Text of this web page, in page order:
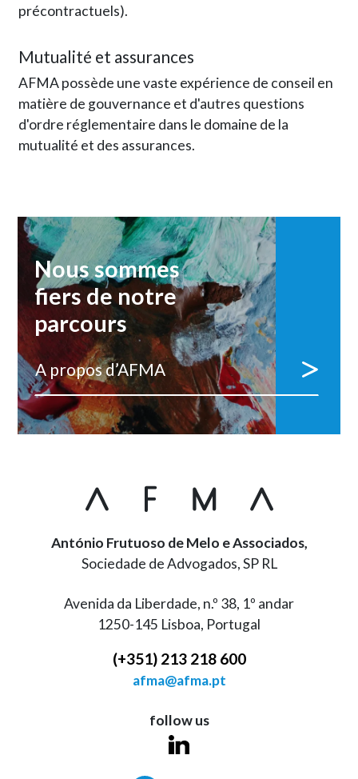
précontractuels).
Mutualité et assurances
AFMA possède une vaste expérience de conseil en
matière de gouvernance et d'autres questions
d'ordre réglementaire dans le domaine de la
mutualité et des assurances.
Nous sommes
fiers de notre
parcours
A propos d’AFMA
António Frutuoso de Melo e Associados,
Sociedade de Advogados, SP RL
Avenida da Liberdade, n.º 38, 1º andar
1250-145 Lisboa, Portugal
(+351) 213 218 600
afma@afma.pt
follow us